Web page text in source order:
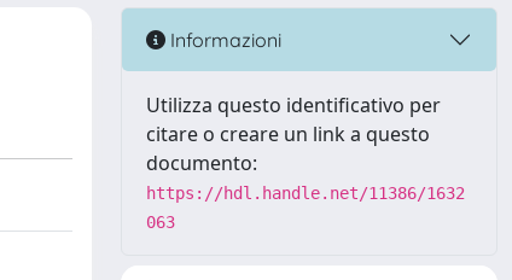
Informazioni
Utilizza questo identificativo per
citare o creare un link a questo
documento:
https://hdl.handle.net/11386/1632
063